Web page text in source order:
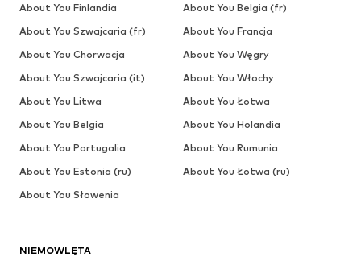
NIEMOWLĘTA
About You Finlandia
About You Belgia (fr)
About You Szwajcaria (fr)
About You Francja
About You Chorwacja
About You Węgry
About You Szwajcaria (it)
About You Włochy
About You Litwa
About You Łotwa
About You Belgia
About You Holandia
About You Portugalia
About You Rumunia
About You Estonia (ru)
About You Łotwa (ru)
About You Słowenia